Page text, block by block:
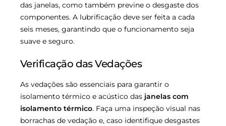
das janelas, como também previne o desgaste dos
componentes. A lubrificação deve ser feita a cada
seis meses, garantindo que o funcionamento seja
suave e seguro.
Verificação das Vedações
As vedações são essenciais para garantir o
isolamento térmico e acústico das janelas com
isolamento térmico. Faça uma inspeção visual nas
borrachas de vedação e, caso identifique desgastes